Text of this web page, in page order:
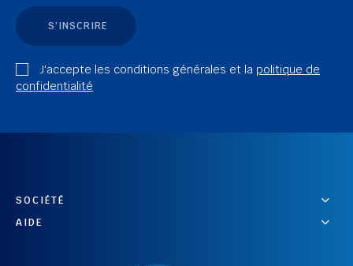
S'INSCRIRE
J'accepte les conditions générales et la politique de
confidentialité
SOCIÉTÉ
AIDE